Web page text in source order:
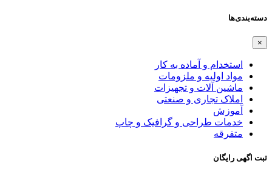
دسته‌بندی‌ها
×
استخدام و آماده به کار
مواد اولیه و ملزومات
ماشین آلات و تجهیزات
املاک تجاری و صنعتی
آموزش
خدمات طراحی و گرافیک و چاپ
متفرقه
ثبت اگهی رایگان